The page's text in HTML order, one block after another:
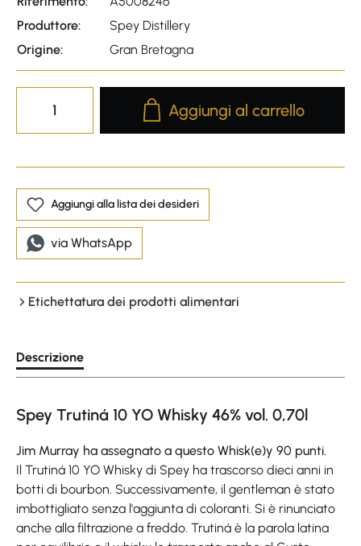
Produttore:
Spey Distillery
Origine:
Gran Bretagna
Product Quantity: Enter the
Aggiungi al carrello
Aggiungi alla lista dei desideri
via WhatsApp
Etichettatura dei prodotti alimentari
Descrizione
Spey Trutiná 10 YO Whisky 46% vol. 0,70l
Jim Murray ha assegnato a questo Whisk(e)y 90 punti.
Il Trutiná 10 YO Whisky di Spey ha trascorso dieci anni in
botti di bourbon. Successivamente, il gentleman è stato
imbottigliato senza l'aggiunta di coloranti. Si è rinunciato
anche alla filtrazione a freddo. Trutiná è la parola latina